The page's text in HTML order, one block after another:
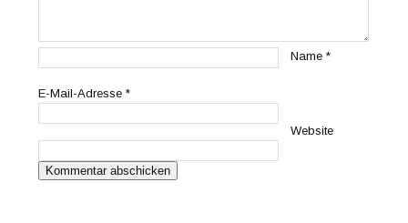
Name*
E-Mail-Adresse*
Website